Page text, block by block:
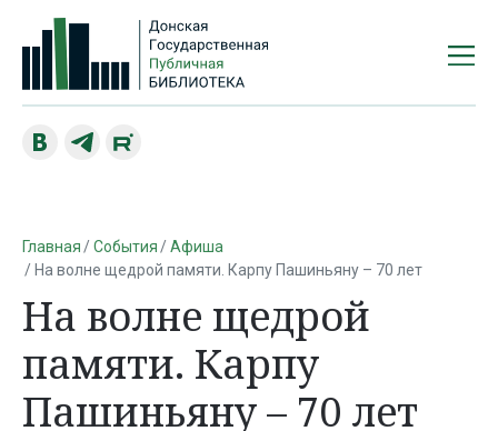
Главная События
Афиша
На волне щедрой памяти. Карпу Пашиньяну – 70 лет
На волне щедрой
памяти. Карпу
Пашиньяну – 70 лет